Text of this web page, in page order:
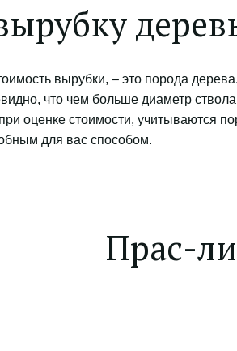
вырубки, – это порода
что чем больше диаметр
оценке стоимости, учитываются
для вас способом.
Прас-